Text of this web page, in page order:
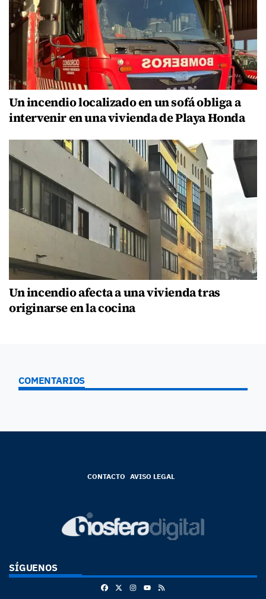
Un incendio localizado en un sofá obliga a
intervenir en una vivienda de Playa Honda
Un incendio afecta a una vivienda tras
originarse en la cocina
COMENTARIOS
CONTACTO AVISO LEGAL
SÍGUENOS
FacebookInstagram